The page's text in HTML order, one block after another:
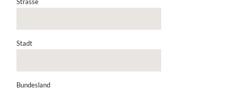
Strasse
Stadt
Bundesland